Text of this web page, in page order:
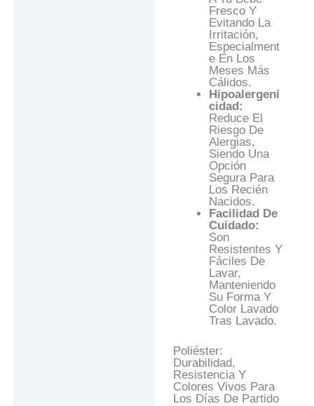
Fresco Y
Evitando La
Irritación,
Especialment
E En Los
Meses Más
Cálidos.
Hipoalergeni
Cidad:
Reduce El
Riesgo De
Alergias,
Siendo Una
Opción
Segura Para
Los Recién
Nacidos.
Facilidad De
Cuidado:
Son
Resistentes Y
Fáciles De
Lavar,
Manteniendo
Su Forma Y
Color Lavado
Tras Lavado.
Poliéster:
Durabilidad,
Resistencia Y
Colores Vivos Para
Los Días De Partido